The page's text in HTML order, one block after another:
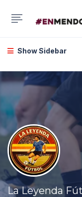
Show Sidebar
La Leyenda